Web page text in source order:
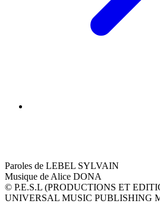
Paroles de LEBEL SYLVAIN
Musique de Alice DONA
© P.E.S.L (PRODUCTIONS ET
UNIVERSAL MUSIC PUBLISHING